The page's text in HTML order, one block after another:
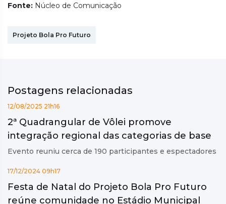
Fonte: Núcleo de Comunicação
Projeto Bola Pro Futuro
Postagens relacionadas
12/08/2025 21h16
2ª Quadrangular de Vôlei promove
integração regional das categorias de base
Evento reuniu cerca de 190 participantes e espectadores
17/12/2024 09h17
Festa de Natal do Projeto Bola Pro Futuro
reúne comunidade no Estádio Municipal